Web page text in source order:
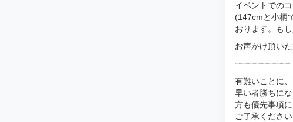
イベントでの
(147cmと小柄
おります。も
お声かけ頂い
┈┈┈┈┈┈┈┈┈┈┈┈
有難いことに
早い者勝ちに
方も優先事項
ご了承ください